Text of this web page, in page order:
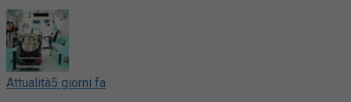
Attualità5 giorni fa